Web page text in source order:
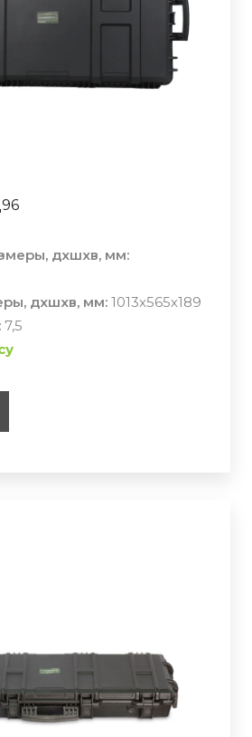
дхшхв, мм:
дхшхв, мм: 1013х565х189
7,5